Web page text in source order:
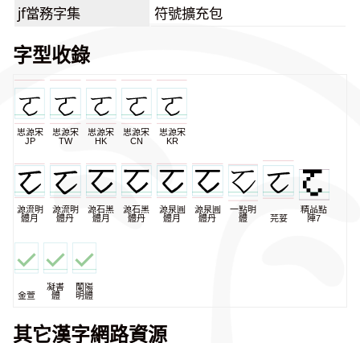
jf當務字集 符號擴充包
字型收錄
思源宋
JP
思源宋
TW
思源宋
HK
思源宋
CN
思源宋
KR
源流明
體月
源流明
體丹
源石黑
體月
源石黑
體丹
源泉圓
體月
源泉圓
體丹
一點明
體
芫荽
精品點
陣7
金萱
凝書
體
蘭陽
明體
其它漢字網路資源